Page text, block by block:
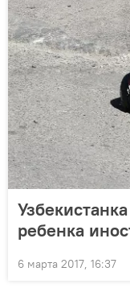
ребенка
6 марта 2017, 16:37